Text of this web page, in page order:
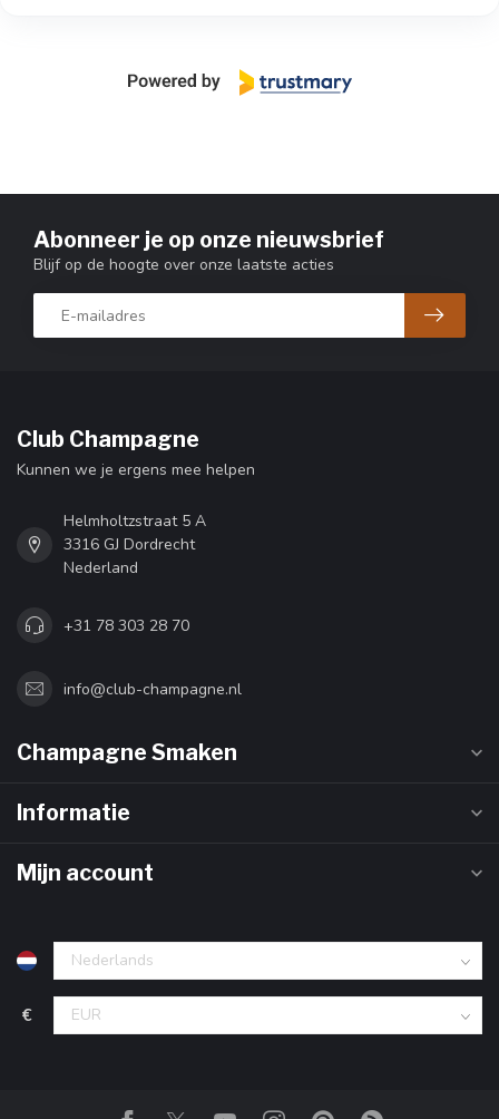
Abonneer je op onze nieuwsbrief
Blijf op de hoogte over onze laatste acties
Club Champagne
Kunnen we je ergens mee helpen
Helmholtzstraat 5 A
3316 GJ Dordrecht
Nederland
+31 78 303 28 70
info@club-champagne.nl
Champagne Smaken
Informatie
Mijn account
€